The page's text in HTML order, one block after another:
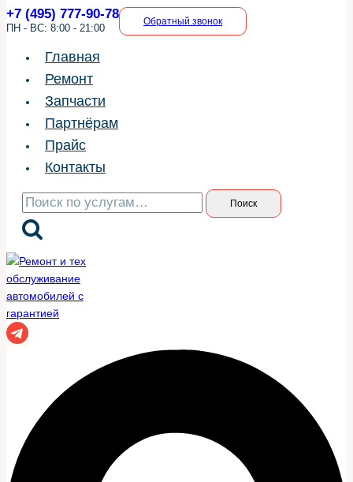
+7 (495) 777-90-78
ПН - ВС: 8:00 - 21:00
Обратный звонок
Главная
Ремонт
Запчасти
Партнёрам
Прайс
Контакты
Искать: Поиск